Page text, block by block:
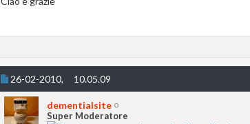
26-02-2010, 10.05.09
dementialsite
Super Moderatore